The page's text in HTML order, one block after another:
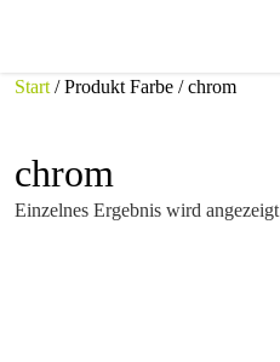
Start / Produkt Farbe / chrom
chrom
Einzelnes Ergebnis wird angezeigt